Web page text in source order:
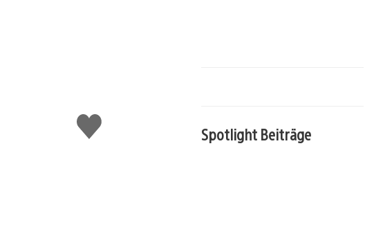
Gefällt
mir Spotlight Beiträge